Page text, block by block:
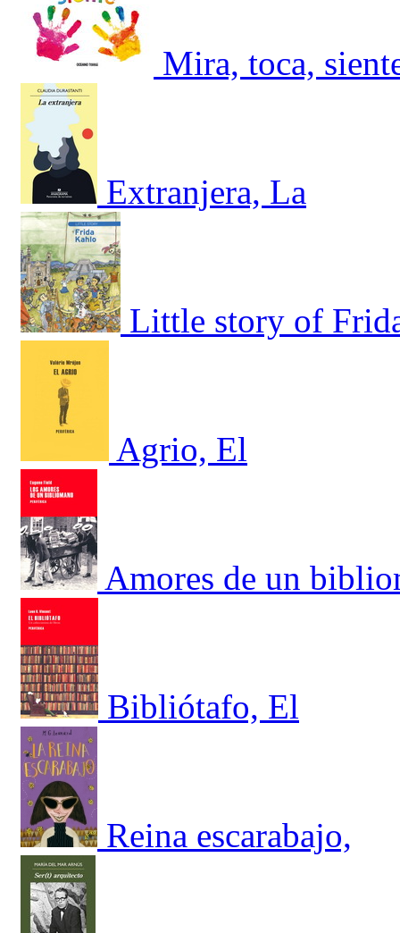
Mira, toca,
Extranjera, La
Little story of
Agrio, El
Amores de un
Bibliótafo, El
Reina escarabajo,